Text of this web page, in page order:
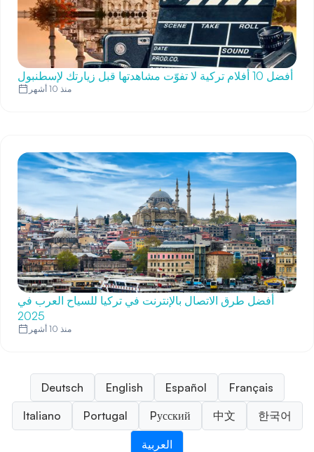
أفضل 10 أفلام تركية لا تفوّت مشاهدتها قبل زيارتك لإسطنبول
منذ 10 أشهر
أفضل طرق الاتصال بالإنترنت في تركيا للسياح العرب في
2025
منذ 10 أشهر
Deutsch English Español
Français
Italiano
Portugal Pусский 中文 한국어
العربية